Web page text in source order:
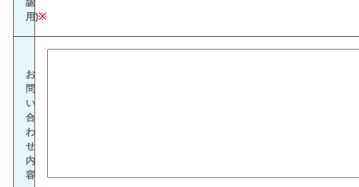
認
用)※
お
問
い
合
わ
せ
内
容